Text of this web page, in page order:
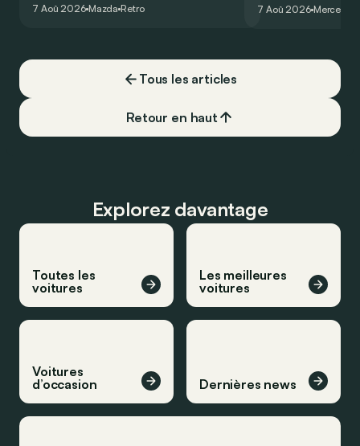
de la plus belle des manières…
7 Aoû 2026 Mazda Retro
moins…
7 Aoû 2026 Mercedes
Tous les articles
Retour en haut
Explorez davantage
Toutes les
voitures
Les meilleures
voitures
Voitures
d’occasion
Dernières news